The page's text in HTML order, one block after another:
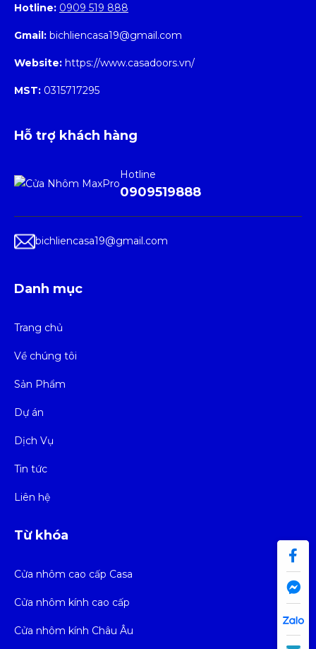
Hotline: 0909 519 888
Gmail: bichliencasa19@gmail.com
Website: https://www.casadoors.vn/
MST: 0315717295
Hỗ trợ khách hàng
Hotline
0909519888
bichliencasa19@gmail.com
Danh mục
Trang chủ
Về chúng tôi
Sản Phẩm
Dự án
Dịch Vụ
Tin tức
Liên hệ
Từ khóa
Cửa nhôm cao cấp Casa
Cửa nhôm kính cao cấp
Cửa nhôm kính Châu Âu